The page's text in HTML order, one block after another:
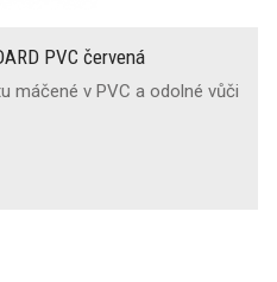
PVC červená
máčené v PVC a odolné vůči